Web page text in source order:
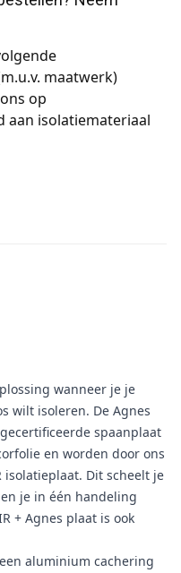
maatwerk)
op
aan isolatiemateriaal
wanneer je je
wilt isoleren. De Agnes
spaanplaat
en worden door ons
Dit scheelt je
je in één handeling
+ Agnes plaat is ook
aluminium cachering